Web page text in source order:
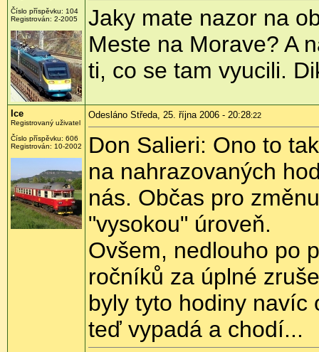
Číslo příspěvku: 104
Registrován: 2-2005
Jaky mate nazor na
Meste na Morave? A
ti, co se tam vyucili.
Ice
Registrovaný uživatel
Číslo příspěvku: 606
Registrován: 10-2002
Odesláno Středa, 25. října 2006 - 20:28:22
Don Salieri: Ono to
na nahrazovaných
nás. Občas pro
"vysokou" úroveň.
Ovšem, nedlouho po
ročníků za úplné
byly tyto hodiny navíc
teď vypadá a chodí...